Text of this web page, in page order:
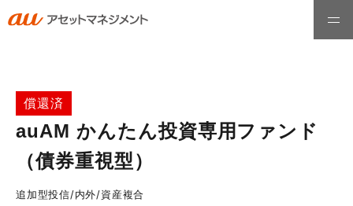
ファンド情報
償還済
auAM かんたん投資専用ファンド
（債券重視型）
追加型投信/内外/資産複合